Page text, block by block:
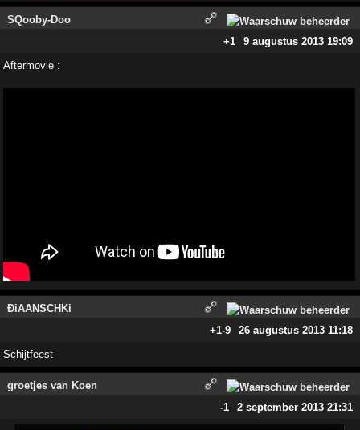
SQooby-Doo
+1
9 augustus 2013 19:09
Aftermovie :
ÐiAANSCHKi
+1-9 26 augustus 2013 11:18
Schijtfeest
groetjes van Koen
-1
2 september 2013 21:31